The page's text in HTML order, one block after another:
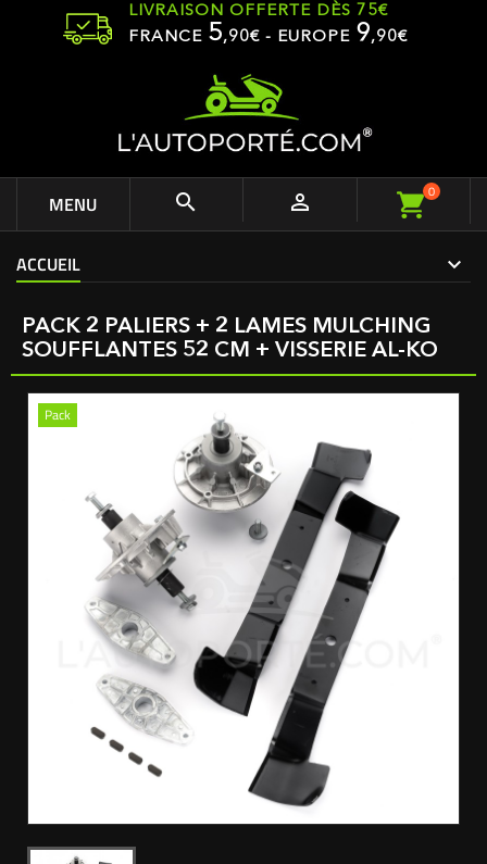
LIVRAISON OFFERTE DÈS 75€
FRANCE 5,90€ - EUROPE 9,90€
MENU   0
ACCUEIL
PACK 2 PALIERS + 2 LAMES MULCHING
SOUFFLANTES 52 CM + VISSERIE AL-KO
Pack